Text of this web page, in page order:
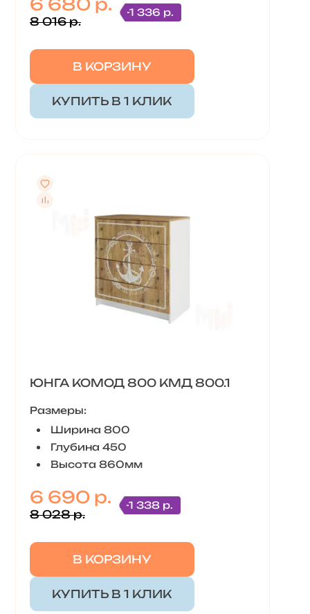
6 680 р.
8 016 р.
-1 336 р.
В КОРЗИНУ
КУПИТЬ В 1 КЛИК
ЮНГА КОМОД 800 КМД 800.1
Размеры:
Ширина 800
Глубина 450
Высота 860мм
6 690 р.
8 028 р.
-1 338 р.
В КОРЗИНУ
КУПИТЬ В 1 КЛИК